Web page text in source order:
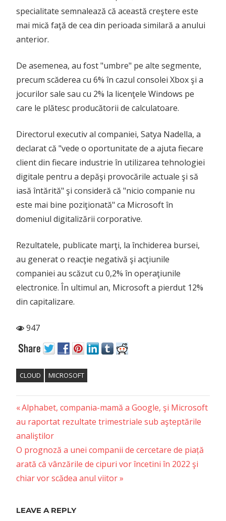
specialitate semnalează că această creştere este
mai mică faţă de cea din perioada similară a anului
anterior.
De asemenea, au fost "umbre" pe alte segmente,
precum scăderea cu 6% în cazul consolei Xbox şi a
jocurilor sale sau cu 2% la licenţele Windows pe
care le plătesc producătorii de calculatoare.
Directorul executiv al companiei, Satya Nadella, a
declarat că "vede o oportunitate de a ajuta fiecare
client din fiecare industrie în utilizarea tehnologiei
digitale pentru a depăşi provocările actuale şi să
iasă întărită" şi consideră că "nicio companie nu
este mai bine poziţionată" ca Microsoft în
domeniul digitalizării corporative.
Rezultatele, publicate marţi, la închiderea bursei,
au generat o reacţie negativă şi acţiunile
companiei au scăzut cu 0,2% în operaţiunile
electronice. În ultimul an, Microsoft a pierdut 12%
din capitalizare.
947
CLOUD MICROSOFT
Post
navigation
Previous
Post:
Alphabet, compania-mamă a Google, şi Microsoft
au raportat rezultate trimestriale sub aşteptările
analiştilor
Next
Post:
O prognoză a unei companii de cercetare de piață
arată că vânzările de cipuri vor încetini în 2022 şi
chiar vor scădea anul viitor
LEAVE A REPLY